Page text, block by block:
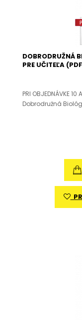
DOBRODRUŽNÁ
PRE UČITEĽA
PRI OBJEDNÁVKE 10
Dobrodružná